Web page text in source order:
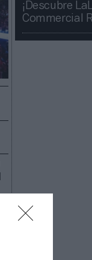
¡Descubre
Commercial